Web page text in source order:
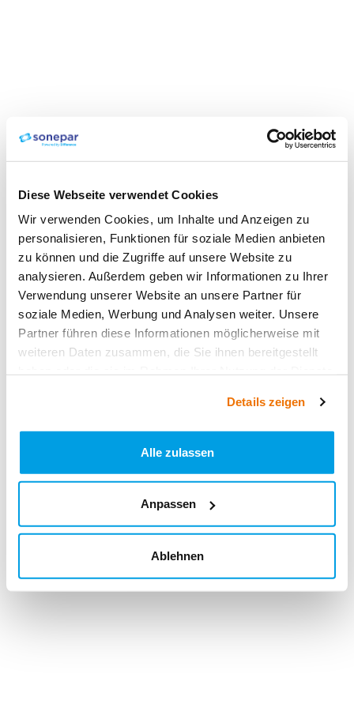
Diese Webseite verwendet Cookies
Wir verwenden Cookies, um Inhalte und Anzeigen zu
personalisieren, Funktionen für soziale Medien anbieten
zu können und die Zugriffe auf unsere Website zu
analysieren. Außerdem geben wir Informationen zu Ihrer
Verwendung unserer Website an unsere Partner für
soziale Medien, Werbung und Analysen weiter. Unsere
Partner führen diese Informationen möglicherweise mit
weiteren Daten zusammen, die Sie ihnen bereitgestellt
Details zeigen
Alle zulassen
Anpassen
Ablehnen